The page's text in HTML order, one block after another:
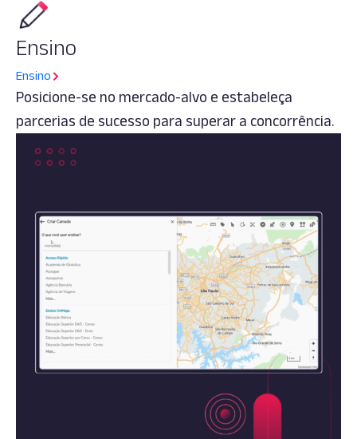
Ensino
Ensino
Posicione-se no mercado-alvo e estabeleça
parcerias de sucesso para superar a concorrência.